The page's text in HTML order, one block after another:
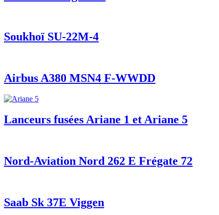
Soukhoï SU-22M-4
Airbus A380 MSN4 F-WWDD
Lanceurs fusées Ariane 1 et Ariane 5
Nord-Aviation Nord 262 E Frégate 72
Saab Sk 37E Viggen